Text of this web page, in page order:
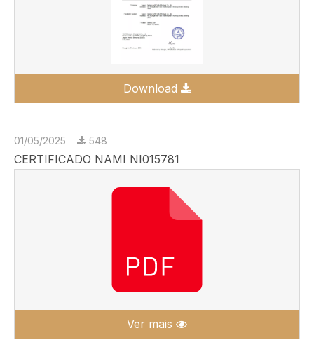
Download
01/05/2025 548
CERTIFICADO NAMI NI015781
Ver mais